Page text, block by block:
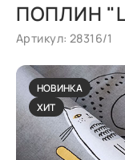
ПОПЛИН
Артикул: 28316/1
НОВИНКА
ХИТ